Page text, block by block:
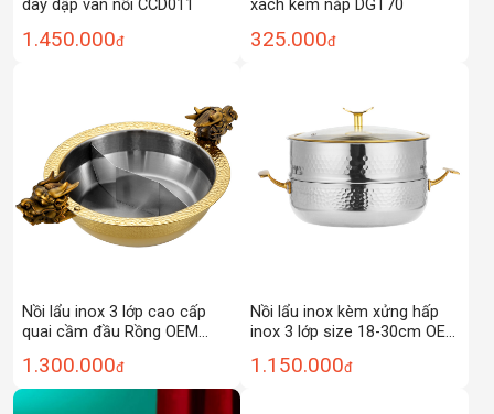
dày dập vân nổi CCD011
1.450.000đ
xách kèm nắp DGT70
325.000đ
Nồi lẩu inox 3 lớp cao cấp
quai cầm đầu Rồng OEM
1.300.000đ
Nồi lẩu inox kèm xửng hấp
inox 3 lớp size 18-30cm OEM
1.150.000đ